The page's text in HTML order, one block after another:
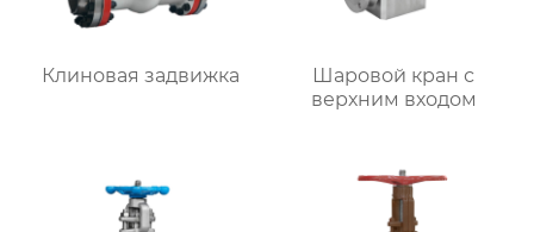
Клиновая задвижка
Шаровой кран с
верхним входом